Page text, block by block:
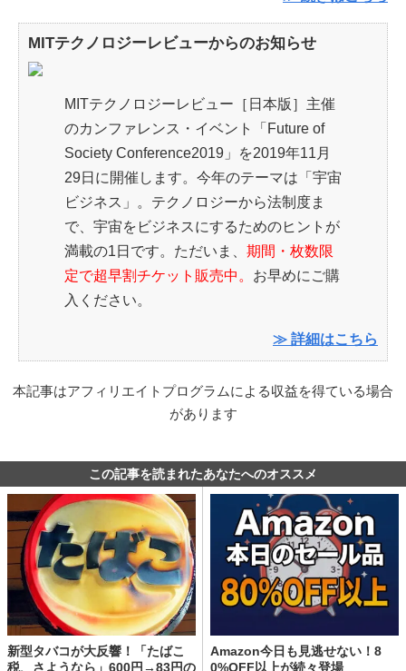
MITテクノロジーレビューからのお知らせ
MITテクノロジーレビュー［日本版］主催
のカンファレンス・イベント「Future of
Society Conference2019」を2019年11月
29日に開催します。今年のテーマは「宇宙
ビジネス」。テクノロジーから法制度ま
で、宇宙をビジネスにするためのヒントが
満載の1日です。ただいま、 期間・枚数限
定で超早割チケット販売中。 お早めにご購
入ください。
≫ 詳細はこちら
本記事はアフィリエイトプログラムによる収益を得ている場合
があります
この記事を読まれたあなたへのオススメ
新型タバコが大反響！「たばこ
税、さようなら」600円→83円の
Amazon今日も見逃せない！8
0%OFF以上が続々登場